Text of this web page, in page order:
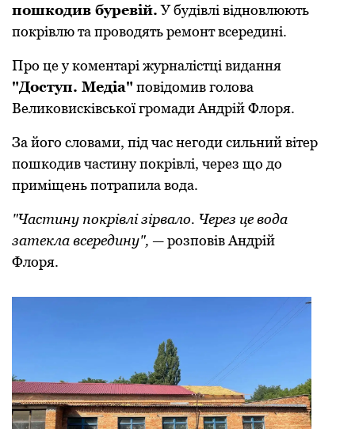
пошкодив буревій.У будівлі відновлюють
покрівлю та проводять ремонт всередині.
Про це у коментарі журналістці видання
"Доступ. Медіа" повідомив голова
Великовисківської громади Андрій Флоря.
За його словами, під час негоди сильний вітер
пошкодив частину покрівлі, через що до
приміщень потрапила вода.
"Частину покрівлі зірвало. Через це вода
затекла всередину", — розповів Андрій
Флоря.